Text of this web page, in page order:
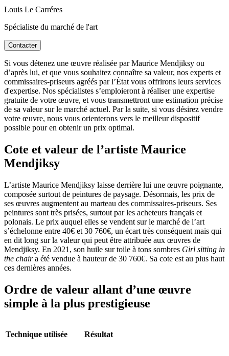
Louis Le Carréres
Spécialiste du marché de l'art
Contacter
Si vous détenez une œuvre réalisée par Maurice Mendjiksy ou
d’après lui, et que vous souhaitez connaître sa valeur, nos experts et
commissaires-priseurs agréés par l’État vous offrirons leurs services
d'expertise. Nos spécialistes s’emploieront à réaliser une expertise
gratuite de votre œuvre, et vous transmettront une estimation précise
de sa valeur sur le marché actuel. Par la suite, si vous désirez vendre
votre œuvre, nous vous orienterons vers le meilleur dispositif
possible pour en obtenir un prix optimal.
Cote et valeur de l’artiste Maurice
Mendjiksy
L’artiste Maurice Mendjiksy laisse derrière lui une œuvre poignante,
composée surtout de peintures de paysage. Désormais, les prix de
ses œuvres augmentent au marteau des commissaires-priseurs. Ses
peintures sont très prisées, surtout par les acheteurs français et
polonais. Le prix auquel elles se vendent sur le marché de l’art
s’échelonne entre 40€ et 30 760€, un écart très conséquent mais qui
en dit long sur la valeur qui peut être attribuée aux œuvres de
Mendjiksy. En 2021, son huile sur toile à tons sombres Girl sitting in
the chaira été vendue à hauteur de 30 760€. Sa cote est au plus haut
ces dernières années.
Ordre de valeur allant d’une œuvre
simple à la plus prestigieuse
Technique utilisée Résultat